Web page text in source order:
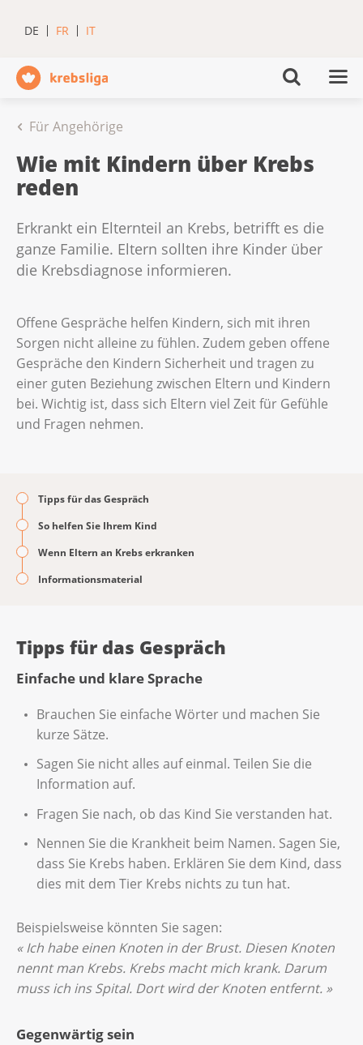
DE FR IT
Für Angehörige
Wie mit Kindern über Krebs
reden
Erkrankt ein Elternteil an Krebs, betrifft es die
ganze Familie. Eltern sollten ihre Kinder über
die Krebsdiagnose informieren.
Offene Gespräche helfen Kindern, sich mit ihren
Sorgen nicht alleine zu fühlen. Zudem geben offene
Gespräche den Kindern Sicherheit und tragen zu
einer guten Beziehung zwischen Eltern und Kindern
bei. Wichtig ist, dass sich Eltern viel Zeit für Gefühle
und Fragen nehmen.
Tipps für das Gespräch
So helfen Sie Ihrem Kind
Wenn Eltern an Krebs erkranken
Informationsmaterial
Tipps für das Gespräch
Einfache und klare Sprache
Brauchen Sie einfache Wörter und machen Sie
kurze Sätze.
Sagen Sie nicht alles auf einmal. Teilen Sie die
Information auf.
Fragen Sie nach, ob das Kind Sie verstanden hat.
Nennen Sie die Krankheit beim Namen. Sagen Sie,
dass Sie Krebs haben. Erklären Sie dem Kind, dass
dies mit dem Tier Krebs nichts zu tun hat.
Beispielsweise könnten Sie sagen:
« Ich habe einen Knoten in der Brust. Diesen Knoten
nennt man Krebs. Krebs macht mich krank. Darum
muss ich ins Spital. Dort wird der Knoten entfernt. »
Gegenwärtig sein